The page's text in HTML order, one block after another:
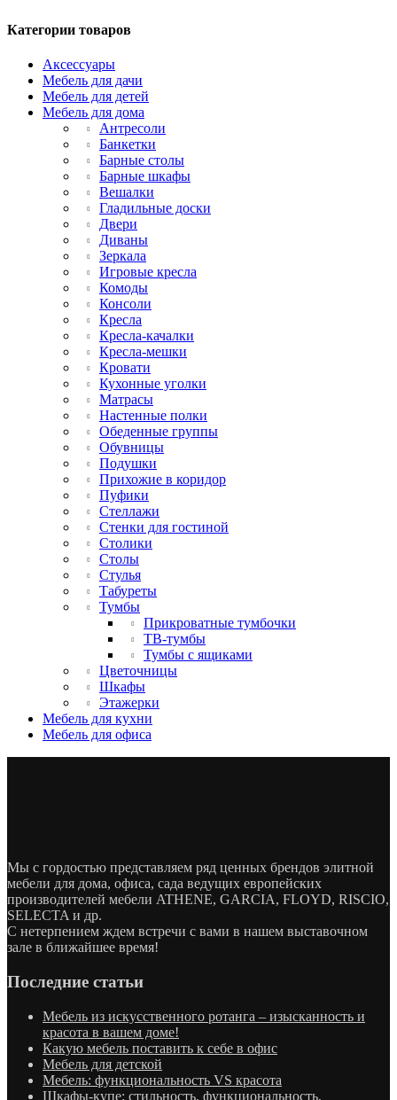
Категории товаров
Аксессуары
Мебель для дачи
Мебель для детей
Мебель для дома
Антресоли
Банкетки
Барные столы
Барные шкафы
Вешалки
Гладильные доски
Двери
Диваны
Зеркала
Игровые кресла
Комоды
Консоли
Кресла
Кресла-качалки
Кресла-мешки
Кровати
Кухонные уголки
Матрасы
Настенные полки
Обеденные группы
Обувницы
Подушки
Прихожие в коридор
Пуфики
Стеллажи
Стенки для гостиной
Столики
Столы
Стулья
Табуреты
Тумбы
Прикроватные тумбочки
ТВ-тумбы
Тумбы с ящиками
Цветочницы
Шкафы
Этажерки
Мебель для кухни
Мебель для офиса
Мы с гордостью представляем ряд ценных брендов элитной
мебели для дома, офиса, сада ведущих европейских
производителей мебели ATHENE, GARCIA, FLOYD, RISCIO,
SELECTA и др.
С нетерпением ждем встречи с вами в нашем выставочном
зале в ближайшее время!
Последние статьи
Мебель из искусственного ротанга – изысканность и
красота в вашем доме!
Какую мебель поставить к себе в офис
Мебель для детской
Мебель: функциональность VS красота
Шкафы-купе: стильность, функциональность,